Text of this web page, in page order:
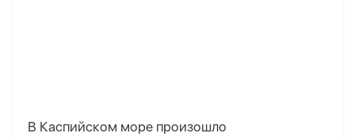
В Каспийском море произошло